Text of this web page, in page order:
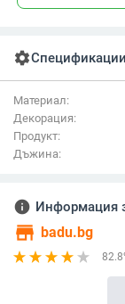
settings
Материал:
Декорация:
Продукт:
Дъжина:
info Информация
store badu.bg